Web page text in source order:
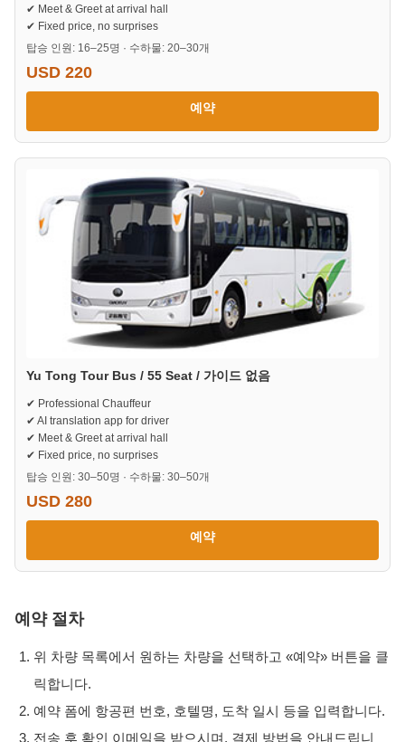
✔ Meet & Greet at arrival hall
✔ Fixed price, no surprises
탑승 인원: 16–25명 · 수하물: 20–30개
USD 220
예약
Yu Tong Tour Bus / 55 Seat / 가이드 없음
✔ Professional Chauffeur
✔ AI translation app for driver
✔ Meet & Greet at arrival hall
✔ Fixed price, no surprises
탑승 인원: 30–50명 · 수하물: 30–50개
USD 280
예약
예약 절차
위 차량 목록에서 원하는 차량을 선택하고 «예약» 버튼을 클
릭합니다.
예약 폼에 항공편 번호, 호텔명, 도착 일시 등을 입력합니다.
전송 후 확인 이메일을 받으시며, 결제 방법을 안내드립니